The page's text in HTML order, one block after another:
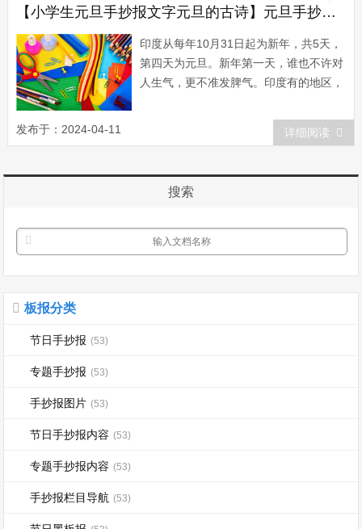
的男人，...
【小学生元旦手抄报文字元旦的古诗】元旦手抄报：印度元旦的习俗
印度从每年10月31日起为新年，共5天，
第四天为元旦。新年第一天，谁也不许对
人生气，更不准发脾气。印度有的地区，
涕泪横流，他们以岁月易逝、人生苦短，
用哭来迎新年，是对人生的慨叹。有些地
年，由元旦凌晨开始直到午夜为止。由于
这种怪...
发布于：2024-04-11 详细阅读
搜索
板报分类
节日手抄报 (53)
专题手抄报 (53)
手抄报图片 (53)
节日手抄报内容 (53)
专题手抄报内容 (53)
手抄报栏目导航 (53)